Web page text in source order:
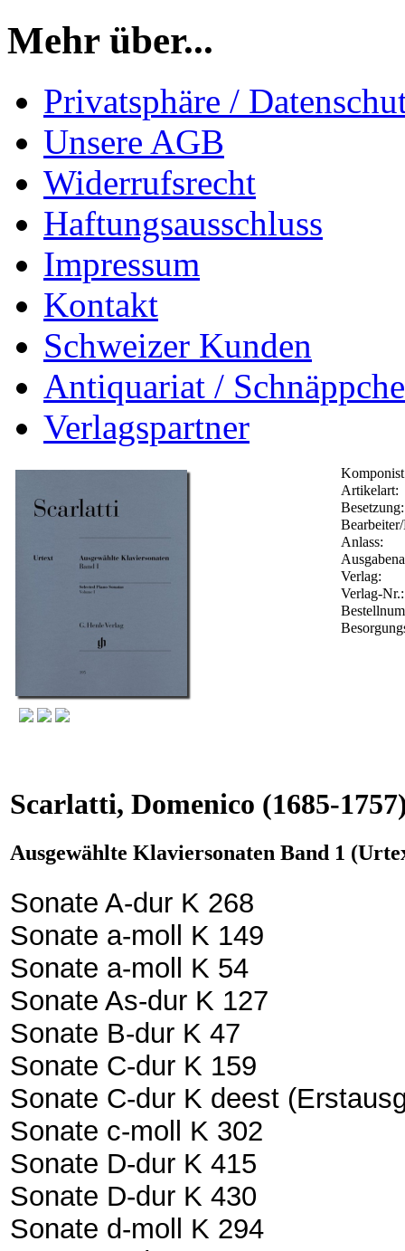
Mehr über...
Privatsphäre /
Unsere AGB
Widerrufsrecht
Haftungsausschluss
Impressum
Kontakt
Schweizer Kunden
Antiquariat /
Verlagspartner
Artikelart:
Besetzung:
Anlass:
Verlag:
Verlag-
Scarlatti, Domenico (1685-
Ausgewählte Klaviersonaten Band 1
Sonate A-dur K 268
Sonate a-moll K 149
Sonate a-moll K 54
Sonate As-dur K 127
Sonate B-dur K 47
Sonate C-dur K 159
Sonate C-dur K deest
Sonate c-moll K 302
Sonate D-dur K 415
Sonate D-dur K 430
Sonate d-moll K 294